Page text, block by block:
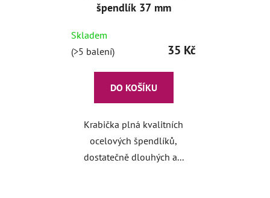
špendlík 37 mm
Skladem
(>5 balení)
35 Kč
DO KOŠÍKU
Krabička plná kvalitních
ocelových špendlíků,
dostatečně dlouhých a...